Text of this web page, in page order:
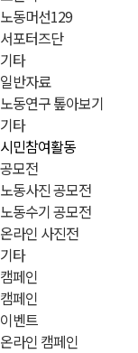
노동머선129
서포터즈단
기타
일반자료
노동연구 톺아보기
기타
시민참여활동
공모전
노동사진 공모전
노동수기 공모전
온라인 사진전
기타
캠페인
캠페인
이벤트
온라인 캠페인